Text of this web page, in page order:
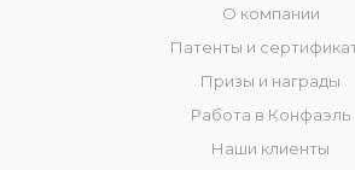
О компании
Патенты и
Призы и награды
Работа в Конфаэль
Наши клиенты